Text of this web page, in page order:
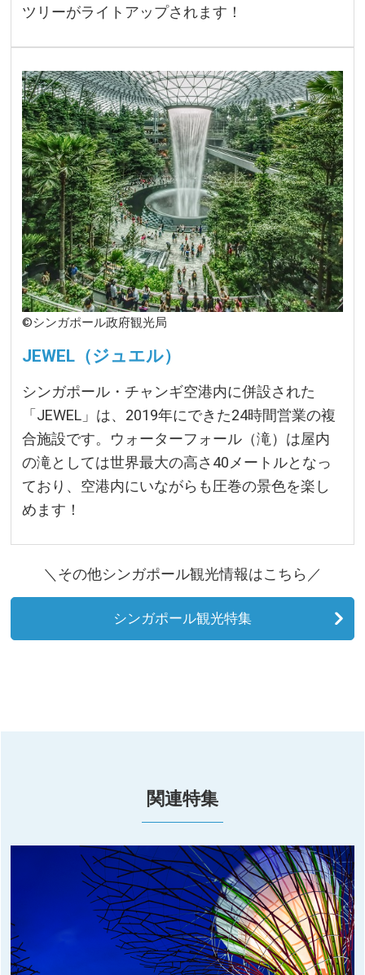
ツリーがライトアップされます！
©シンガポール政府観光局
JEWEL（ジュエル）
シンガポール・チャンギ空港内に併設された
「JEWEL」は、2019年にできた24時間営業の複
合施設です。ウォーターフォール（滝）は屋内
の滝としては世界最大の高さ40メートルとなっ
ており、空港内にいながらも圧巻の景色を楽し
めます！
＼その他シンガポール観光情報はこちら／
シンガポール観光特集
関連特集